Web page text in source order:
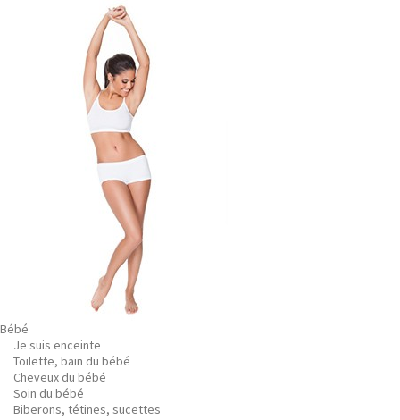
Bébé
Je suis enceinte
Toilette, bain du bébé
Cheveux du bébé
Soin du bébé
Biberons, tétines, sucettes